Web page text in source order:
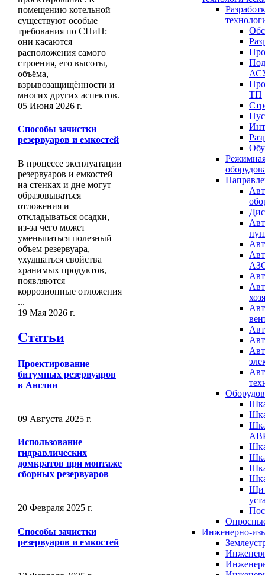
помещению котельной
существуют особые
требования по СНиП:
они касаются
расположения самого
строения, его высоты,
объёма,
взрывозащищённости и
многих других аспектов.
05 Июня 2026 г.
Способы зачистки
резервуаров и емкостей
В процессе эксплуатации
резервуаров и емкостей
на стенках и дне могут
образовываться
отложения и
откладываться осадки,
из-за чего может
уменьшаться полезный
объем резервуара,
ухудшаться свойства
хранимых продуктов,
появляются
коррозионные отложения
...
19 Мая 2026 г.
Статьи
Проектирование
битумных резервуаров
в Англии
09 Августа 2025 г.
Использование
гидравлических
домкратов при монтаже
сборных резервуаров
20 Февраля 2025 г.
Способы зачистки
резервуаров и емкостей
ТП
Инженерно-